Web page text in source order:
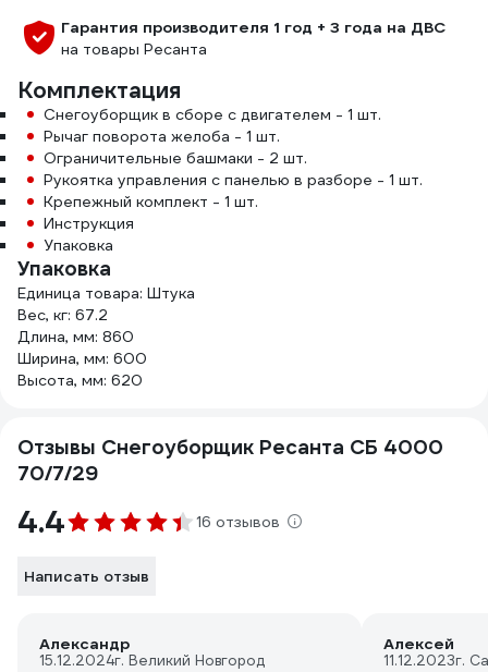
Гарантия производителя 1 год + 3 года на ДВС
на товары Ресанта
Комплектация
Снегоуборщик в сборе с двигателем - 1 шт.
Рычаг поворота желоба - 1 шт.
Ограничительные башмаки - 2 шт.
Рукоятка управления с панелью в разборе - 1 шт.
Крепежный комплект - 1 шт.
Инструкция
Упаковка
Упаковка
Единица товара: Штука
Вес, кг: 67.2
Длина, мм: 860
Ширина, мм: 600
Высота, мм: 620
Отзывы Снегоуборщик Ресанта СБ 4000
70/7/29
4.4 16 отзывов
Написать отзыв
Александр
15.12.2024г. Великий Новгород
Алексей
11.12.2023г.